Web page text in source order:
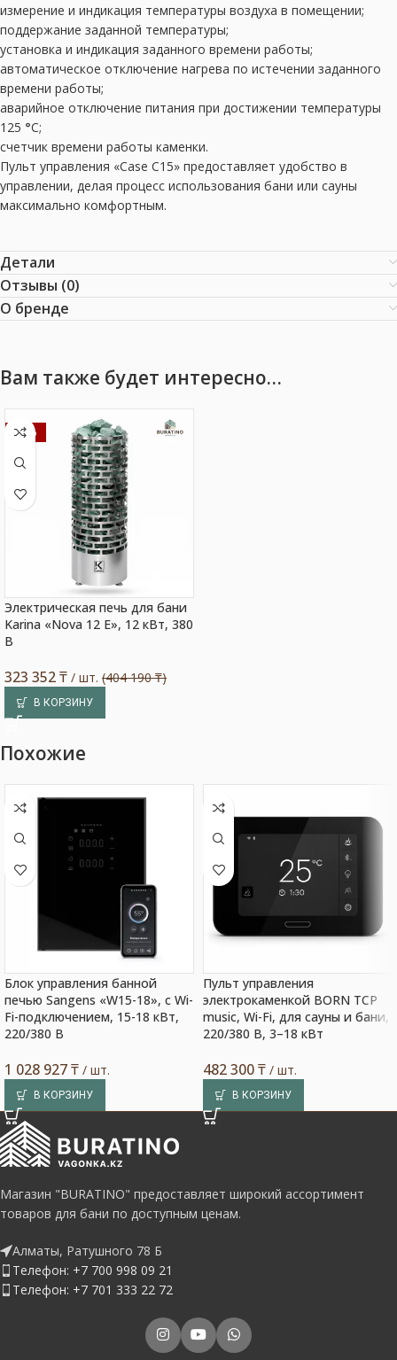
измерение и индикация температуры воздуха в помещении;
поддержание заданной температуры;
установка и индикация заданного времени работы;
автоматическое отключение нагрева по истечении заданного
времени работы;
аварийное отключение питания при достижении температуры
125 °С;
счетчик времени работы каменки.
Пульт управления «Case C15» предоставляет удобство в
управлении, делая процесс использования бани или сауны
максимально комфортным.
Детали
Отзывы (0)
О бренде
Вам также будет интересно…
-20%
Электрическая печь для бани
Karina «Nova 12 E», 12 кВт, 380
В
323 352₸ / шт. (404 190 ₸)
В КОРЗИНУ
Похожие
Блок управления банной
печью Sangens «W15-18», с Wi-
Fi-подключением, 15-18 кВт,
220/380 В
1 028 927₸ / шт.
В КОРЗИНУ
Пульт управления
электрокаменкой BORN TCP
music, Wi-Fi, для сауны и бани,
220/380 В, 3–18 кВт
482 300₸ / шт.
В КОРЗИНУ
Магазин "BURATINO" предоставляет широкий ассортимент
товаров для бани по доступным ценам.
Алматы, Ратушного 78 Б
Телефон: +7 700 998 09 21
Телефон: +7 701 333 22 72